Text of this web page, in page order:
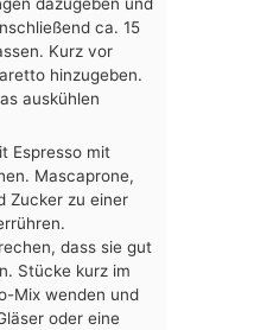
dazugeben und
ca. 15
Kurz vor
hinzugeben.
auskühlen
Espresso mit
Mascaprone,
Zucker zu einer
dass sie gut
Stücke kurz im
Mix wenden und
oder eine